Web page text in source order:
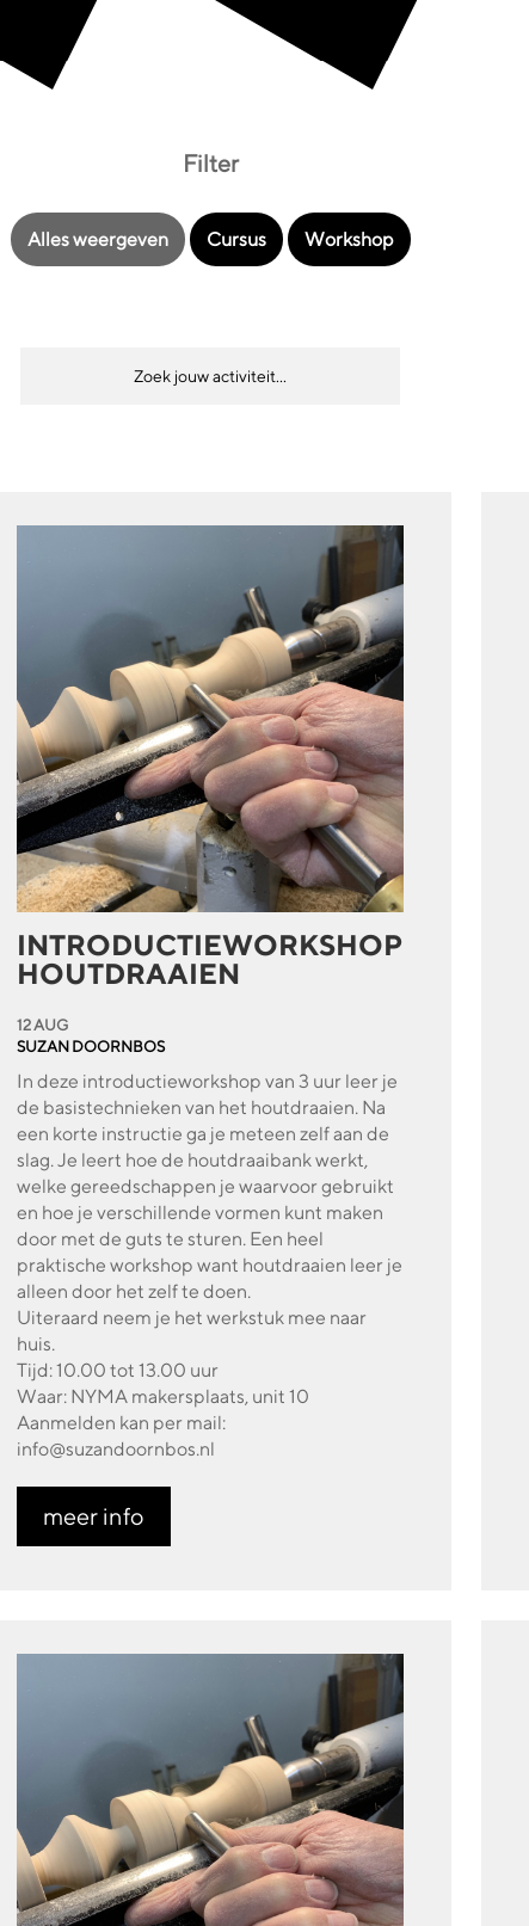
Filter
Alles weergeven Cursus Workshop
INTRODUCTIEWORKSHOP
HOUTDRAAIEN
12 AUG
SUZAN DOORNBOS
In deze introductieworkshop van 3 uur leer je
de basistechnieken van het houtdraaien. Na
een korte instructie ga je meteen zelf aan de
slag. Je leert hoe de houtdraaibank werkt,
welke gereedschappen je waarvoor gebruikt
en hoe je verschillende vormen kunt maken
door met de guts te sturen. Een heel
praktische workshop want houtdraaien leer je
alleen door het zelf te doen.
Uiteraard neem je het werkstuk mee naar
huis.
Tijd: 10.00 tot 13.00 uur
Waar: NYMA makersplaats, unit 10
Aanmelden kan per mail:
info@suzandoornbos.nl
meer info